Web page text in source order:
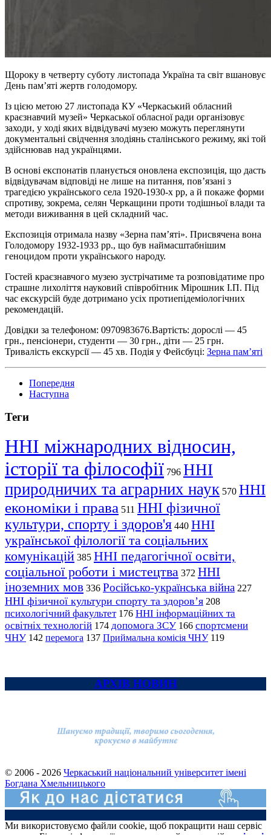
Щороку в четверту суботу листопада Україна та світ вшановує
День пам’яті жертв голодомору.
Із цією метою 27 листопада КУ «Черкаський обласний
краєзнавчий музей» Черкаської обласної ради організовує
заходи, у ході яких відвідувачі музею можуть переглянути
документальні свідчення злодіянь сталінського режиму, які той
здійснював над українцями.
В основі експонатів планується оновлена експозиція, що дасть
відвідувачам відповіді не лише на питання, пов’язані з
трагедією українського села 1920-1930-х рр, а й покаже форми
спротиву, зокрема, селян Черкащини проти тодішньої влади та
методи виживання в цей складний час.
Експозиція отримала назву «Зерна пам’яті». Присвячена вона
Голодомору 1932-1933 рр., що був наймасштабнішим
геноцидом проти українського народу.
Гостей краєзнавчого музею зустрічатиме та розповідатиме про
страшне лихоліття науковий співробітник Мірошник І.П. Під
час екскурсій буде дотримано усіх протиепідеміологічних
рекомендацій.
Довідки за телефоном: 0970983676.Вартість: дорослі — 45
грн., пенсіонери, студенти — 30 грн., діти — 25 грн.
Тривалість екскурсії — 45 хв. Подія у Фейсбуці: Зерна пам’яті
Попередня
Наступна
Теги
ННІ міжнародних відносин,
історії та філософії 796 ННІ
природничих та аграрних наук 570 ННІ
економіки і права 511 ННІ фізичної
культури, спорту і здоров'я 440 ННІ
української філології та соціальних
комунікацій 385 ННІ педагогічної освіти,
соціальної роботи і мистецтва 372 ННІ
іноземних мов 336 Російсько-українська війна 227
ННІ фізичної культури спорту та здоров’я 208
психологічний факультет 176 ННІ інформаційних та
освітніх технологій 174 допомога ЗСУ 166 спортсмени
ЧНУ 142 перемога 137 Приймальна комісія ЧНУ 119
АРХІВ НОВИН
© 2006 - 2026 Черкаський національний університет імені
Богдана Хмельницького
Ми використовуємо файли cookie, щоб покращити наш сервіс